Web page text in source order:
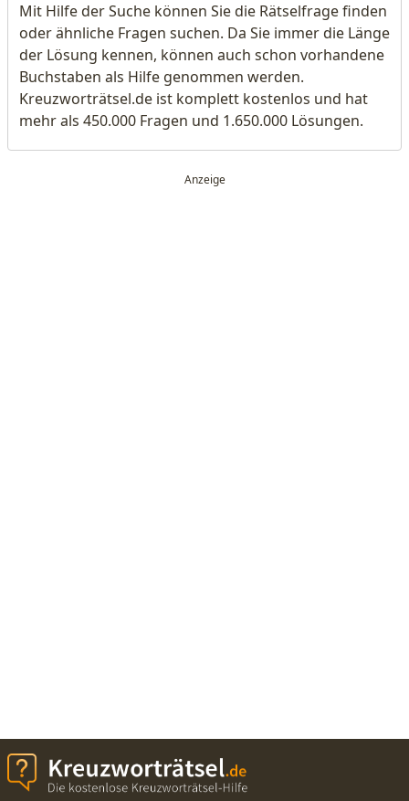
Mit Hilfe der Suche können Sie die Rätselfrage finden
oder ähnliche Fragen suchen. Da Sie immer die Länge
der Lösung kennen, können auch schon vorhandene
Buchstaben als Hilfe genommen werden.
Kreuzworträtsel.de ist komplett kostenlos und hat
mehr als 450.000 Fragen und 1.650.000 Lösungen.